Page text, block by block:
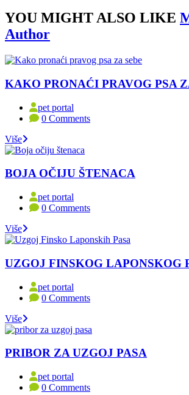
YOU MIGHT ALSO LIKE
Author
KAKO PRONAĆI PRAVOG PSA
pet portal
0 Comments
Više
BOJA OČIJU ŠTENACA
pet portal
0 Comments
Više
UZGOJ FINSKOG LAPONSKOG
pet portal
0 Comments
Više
PRIBOR ZA UZGOJ PASA
pet portal
0 Comments